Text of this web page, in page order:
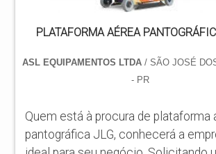
PLATAFORMA AÉREA
ASL EQUIPAMENTOS LTDA/ SÃO JOSÉ
- PR
Quem está à procura de plataforma
pantográfica JLG, conhecerá a